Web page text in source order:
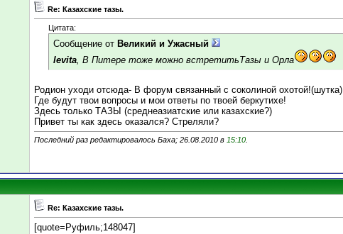
Re: Казахские тазы.
Цитата:
Сообщение от Великий и Ужасный
levita, В Питере тоже можно встретитьТазы и Орла
Родион уходи отсюда- В форум связанный с соколиной охотой!(шутка)
Где будут твои вопросы и мои ответы по твоей беркутихе!
Здесь только ТАЗЫ (среднеазиатские или казахские?)
Привет ты как здесь оказался? Стреляли?
Последний раз редактировалось Баха; 26.08.2010 в 15:10
Re: Казахские тазы.
[quote=Руфиль;148047]